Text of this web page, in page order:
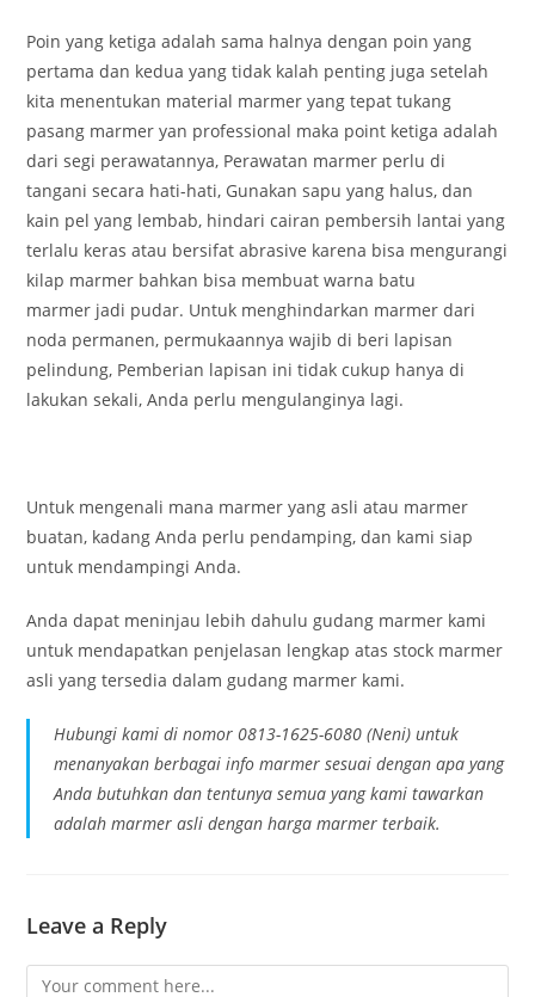
Poin yang ketiga adalah sama halnya dengan poin yang
pertama dan kedua yang tidak kalah penting juga setelah
kita menentukan material marmer yang tepat tukang
pasang marmer yan professional maka point ketiga adalah
dari segi perawatannya, Perawatan marmer perlu di
tangani secara hati-hati, Gunakan sapu yang halus, dan
kain pel yang lembab, hindari cairan pembersih lantai yang
terlalu keras atau bersifat abrasive karena bisa mengurangi
kilap marmer bahkan bisa membuat warna batu
marmer jadi pudar. Untuk menghindarkan marmer dari
noda permanen, permukaannya wajib di beri lapisan
pelindung, Pemberian lapisan ini tidak cukup hanya di
lakukan sekali, Anda perlu mengulanginya lagi.
Untuk mengenali mana marmer yang asli atau marmer
buatan, kadang Anda perlu pendamping, dan kami siap
untuk mendampingi Anda.
Anda dapat meninjau lebih dahulu gudang marmer kami
untuk mendapatkan penjelasan lengkap atas stock marmer
asli yang tersedia dalam gudang marmer kami.
Hubungi kami di nomor 0813-1625-6080 (Neni) untuk
menanyakan berbagai info marmer sesuai dengan apa yang
Anda butuhkan dan tentunya semua yang kami tawarkan
adalah marmer asli dengan harga marmer terbaik.
Leave a Reply
Comment